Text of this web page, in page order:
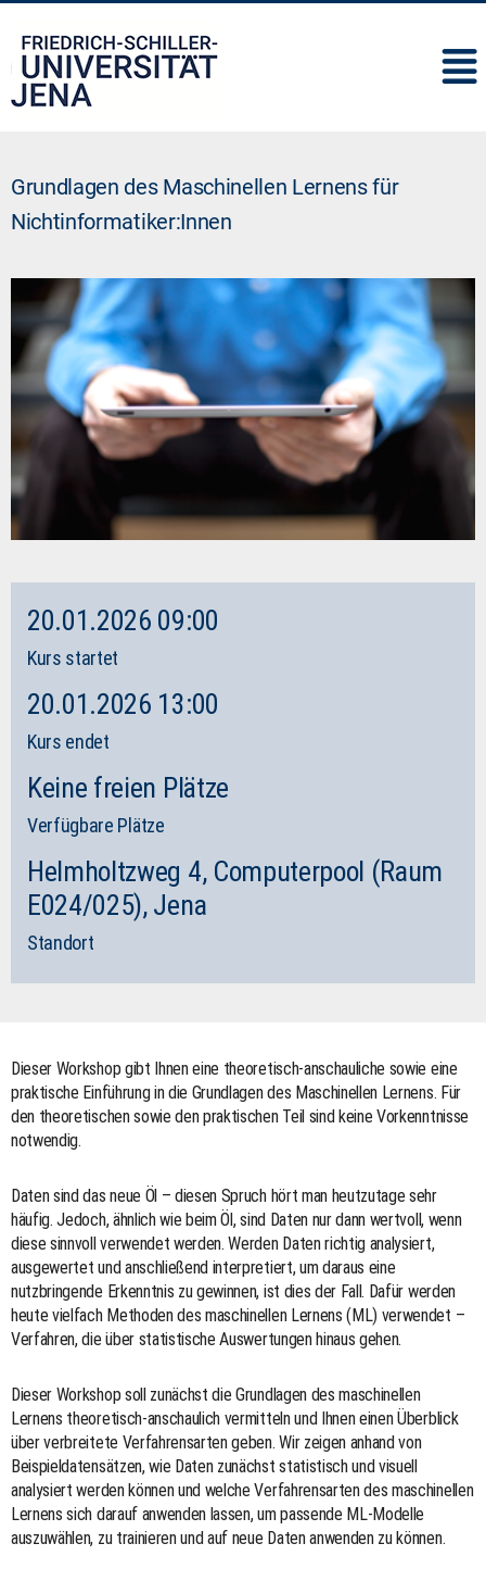
Grundlagen des Maschinellen Lernens für
Nichtinformatiker:Innen
20.01.2026 09:00
Kurs startet
20.01.2026 13:00
Kurs endet
Keine freien Plätze
Verfügbare Plätze
Helmholtzweg 4, Computerpool (Raum
E024/025), Jena
Standort
Dieser Workshop gibt Ihnen eine theoretisch-anschauliche sowie eine
praktische Einführung in die Grundlagen des Maschinellen Lernens. Für
den theoretischen sowie den praktischen Teil sind keine Vorkenntnisse
notwendig.
Daten sind das neue Öl – diesen Spruch hört man heutzutage sehr
häufig. Jedoch, ähnlich wie beim Öl, sind Daten nur dann wertvoll, wenn
diese sinnvoll verwendet werden. Werden Daten richtig analysiert,
ausgewertet und anschließend interpretiert, um daraus eine
nutzbringende Erkenntnis zu gewinnen, ist dies der Fall. Dafür werden
heute vielfach Methoden des maschinellen Lernens (ML) verwendet –
Verfahren, die über statistische Auswertungen hinaus gehen.
Dieser Workshop soll zunächst die Grundlagen des maschinellen
Lernens theoretisch-anschaulich vermitteln und Ihnen einen Überblick
über verbreitete Verfahrensarten geben. Wir zeigen anhand von
Beispieldatensätzen, wie Daten zunächst statistisch und visuell
analysiert werden können und welche Verfahrensarten des maschinellen
Lernens sich darauf anwenden lassen, um passende ML-Modelle
auszuwählen, zu trainieren und auf neue Daten anwenden zu können.